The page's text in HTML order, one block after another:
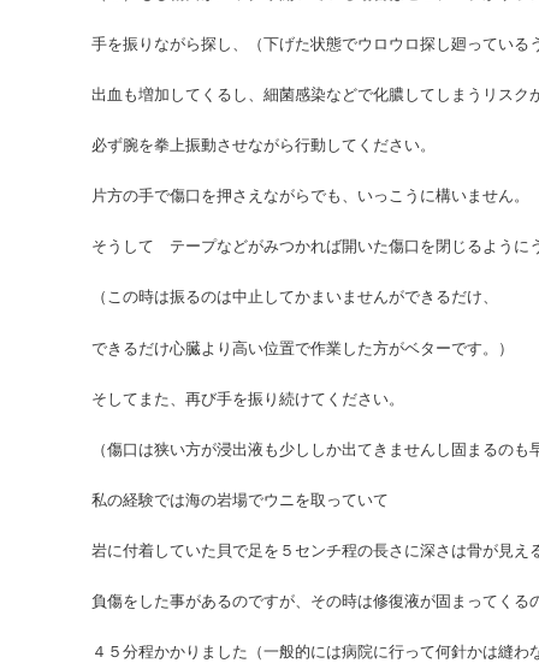
手を振りながら探し、（下げた状態でウロウロ探し廻っている
出血も増加してくるし、細菌感染などで化膿してしまうリスク
必ず腕を拳上振動させながら行動してください。
片方の手で傷口を押さえながらでも、いっこうに構いません。
そうして テープなどがみつかれば開いた傷口を閉じるように
（この時は振るのは中止してかまいませんができるだけ、
できるだけ心臓より高い位置で作業した方がベターです。）
そしてまた、再び手を振り続けてください。
（傷口は狭い方が浸出液も少ししか出てきませんし固まるのも
私の経験では海の岩場でウニを取っていて
岩に付着していた貝で足を５センチ程の長さに深さは骨が見え
負傷をした事があるのですが、その時は修復液が固まってくる
４５分程かかりました（一般的には病院に行って何針かは縫